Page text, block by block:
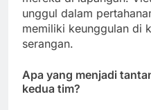
unggul dalam
memiliki keunggulan di
serangan.
Apa yang menjadi
kedua tim?